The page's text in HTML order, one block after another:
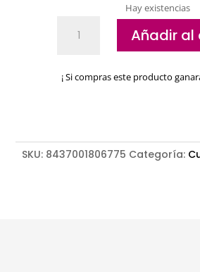
Hay existencias
acondicionador
frecuente
Añadir al
¡ Si compras este producto
SKU: 8437001806775 Categoría: